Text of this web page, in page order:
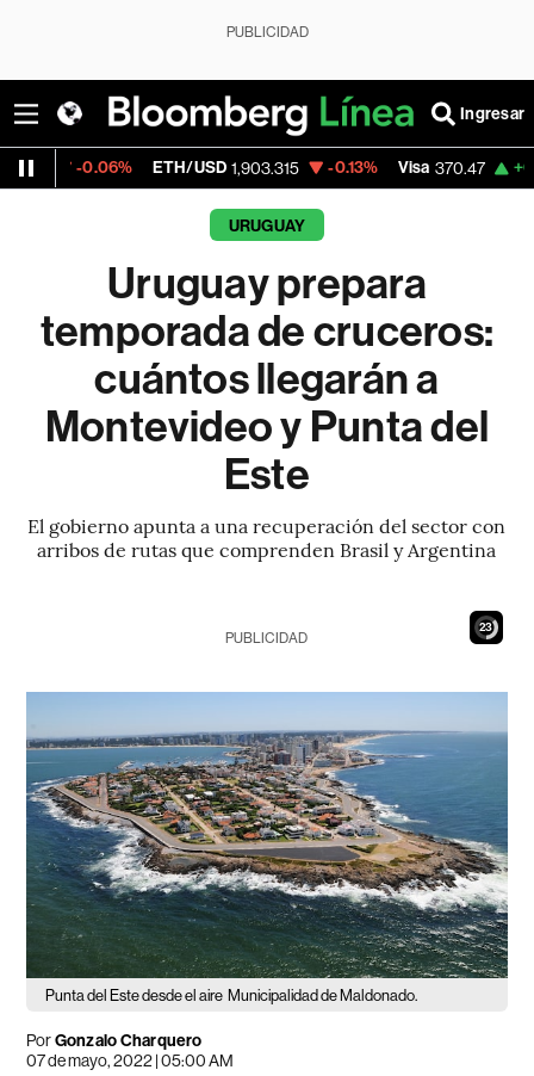
PUBLICIDAD
Ingresar
ETH/USD 1,903.315 -0.13% Visa 370.47 +0.52%
URUGUAY
Uruguay prepara
temporada de cruceros:
cuántos llegarán a
Montevideo y Punta del
Este
El gobierno apunta a una recuperación del sector con
arribos de rutas que comprenden Brasil y Argentina
21
PUBLICIDAD
Punta del Este desde el aire Municipalidad de Maldonado.
PorGonzalo Charquero
07 de mayo, 2022 | 05:00 AM